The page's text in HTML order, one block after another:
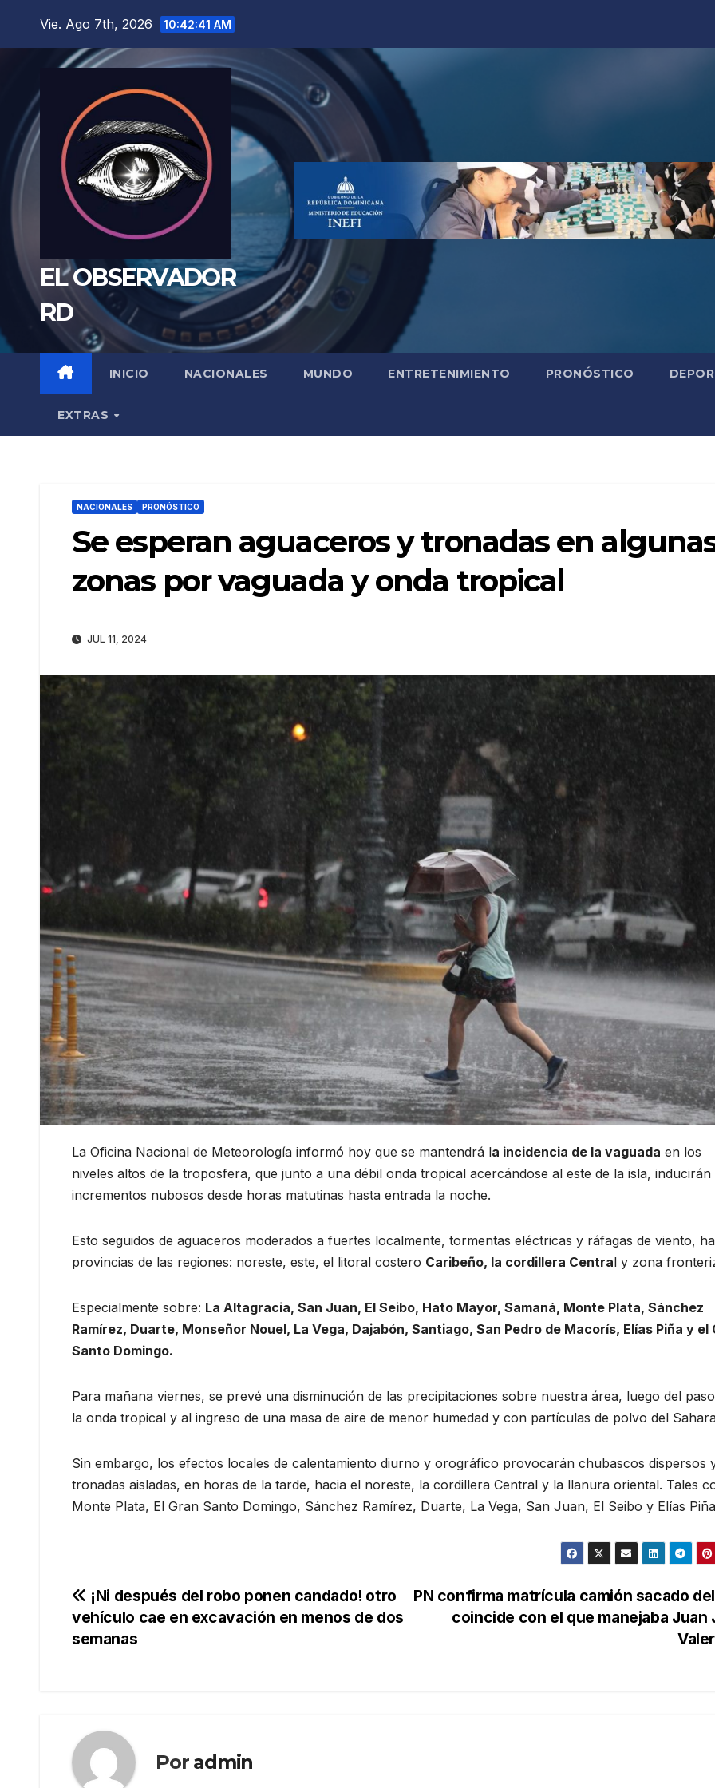
Vie. Ago 7th, 2026 10:42:43 AM
EL OBSERVADOR
RD
INICIO NACIONALES MUNDO ENTRETENIMIENTO PRONÓSTICO
EXTRAS
NACIONALES PRONÓSTICO
Se esperan aguaceros y tronadas en
zonas por vaguada y onda tropical
JUL 11, 2024
La Oficina Nacional de Meteorología informó hoy que se mantendrá la incidencia de la vaguada en los
niveles altos de la troposfera, que junto a una débil onda tropical acercándose al este de la isla, inducirán
incrementos nubosos desde horas matutinas hasta entrada la noche.
Esto seguidos de aguaceros moderados a fuertes localmente, tormentas eléctricas y ráfagas de viento,
provincias de las regiones: noreste, este, el litoral costero Caribeño, la cordillera Central y zona
Especialmente sobre: La Altagracia, San Juan, El Seibo, Hato Mayor, Samaná, Monte Plata, Sánchez
Ramírez, Duarte, Monseñor Nouel, La Vega, Dajabón, Santiago, San Pedro de Macorís, Elías Piña y el
Santo Domingo.
Para mañana viernes, se prevé una disminución de las precipitaciones sobre nuestra área, luego del
la onda tropical y al ingreso de una masa de aire de menor humedad y con partículas de polvo del
Sin embargo, los efectos locales de calentamiento diurno y orográfico provocarán chubascos dispersos
tronadas aisladas, en horas de la tarde, hacia el noreste, la cordillera Central y la llanura oriental. Tales
Monte Plata, El Gran Santo Domingo, Sánchez Ramírez, Duarte, La Vega, San Juan, El Seibo y Elías
Navegación
de
PN confirma matrícula camión sacado
coincide con el que manejaba Juan
¡Ni después del robo ponen candado! otro
vehículo cae en excavación en menos de dos
semanas
Por admin